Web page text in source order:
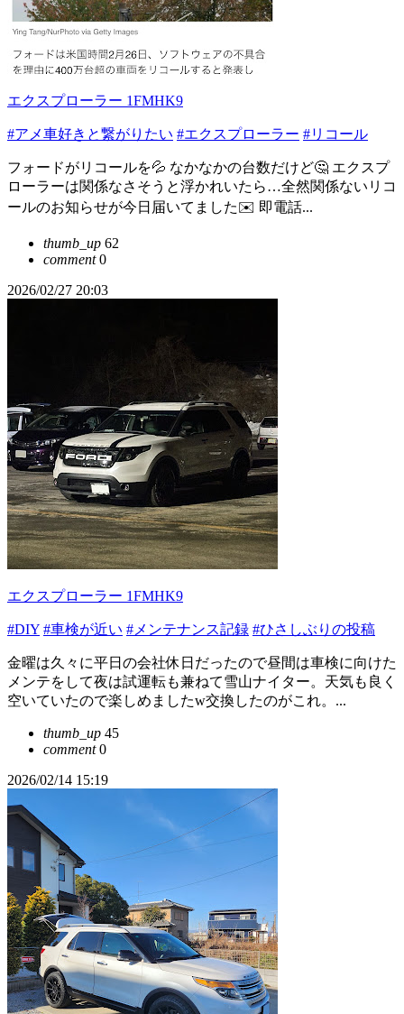
エクスプローラー 1FMHK9
#アメ車好きと繋がりたい #エクスプローラー #リコール
フォードがリコールを💦 なかなかの台数だけど🤔 エクスプ
ローラーは関係なさそうと浮かれいたら…全然関係ないリコ
ールのお知らせが今日届いてました✉️ 即電話...
thumb_up 62
comment0
2026/02/27 20:03
エクスプローラー 1FMHK9
#DIY #車検が近い #メンテナンス記録 #ひさしぶりの投稿
金曜は久々に平日の会社休日だったので昼間は車検に向けた
メンテをして夜は試運転も兼ねて雪山ナイター。天気も良く
空いていたので楽しめましたw交換したのがこれ。...
thumb_up 45
comment0
2026/02/14 15:19